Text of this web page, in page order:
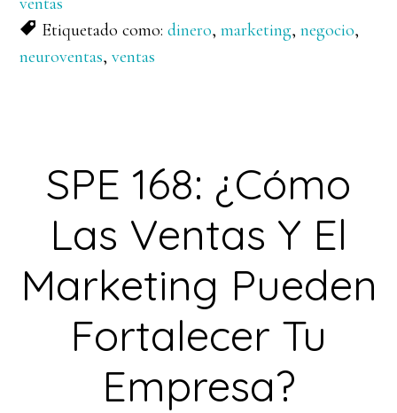
Etiquetado como:dinero,marketing,negocio,
neuroventas,ventas
SPE 168: ¿Cómo
Las Ventas Y El
Marketing Pueden
Fortalecer Tu
Empresa?